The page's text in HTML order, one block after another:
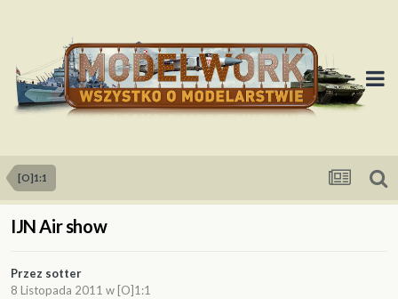
[O]1:1
IJN Air show
Przez sotter
8 Listopada 2011 w [O]1:1